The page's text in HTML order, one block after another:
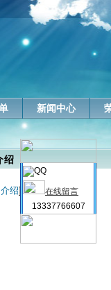
新闻中心
绍
绍]
在线留言
13337766607